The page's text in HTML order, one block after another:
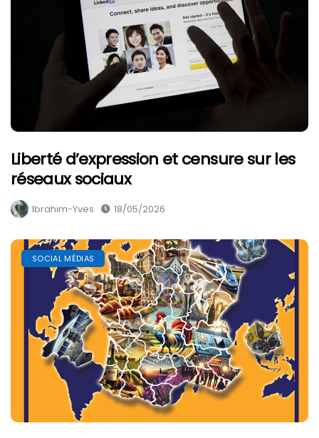
Liberté d’expression et censure sur les
réseaux sociaux
Ibrahim-Yves 18/05/2026
SOCIAL MÉDIAS